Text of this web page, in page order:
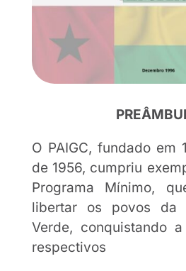
O PAIGC, fundado em
de 1956, cumpriu
Programa Mínimo,
libertar os povos da
Verde, conquistando
respectivos